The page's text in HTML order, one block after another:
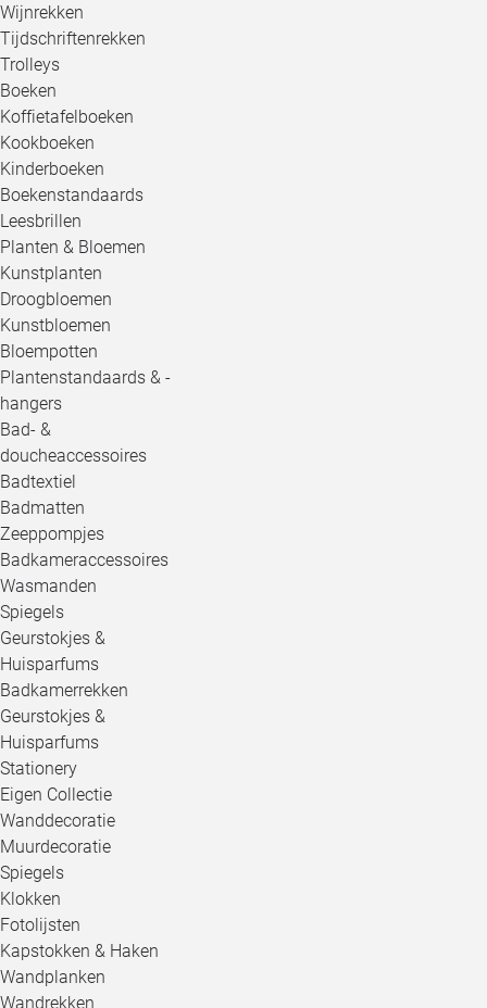
Wijnrekken
Tijdschriftenrekken
Trolleys
Boeken
Koffietafelboeken
Kookboeken
Kinderboeken
Boekenstandaards
Leesbrillen
Planten & Bloemen
Kunstplanten
Droogbloemen
Kunstbloemen
Bloempotten
Plantenstandaards & -
hangers
Bad- &
doucheaccessoires
Badtextiel
Badmatten
Zeeppompjes
Badkameraccessoires
Wasmanden
Spiegels
Geurstokjes &
Huisparfums
Badkamerrekken
Geurstokjes &
Huisparfums
Stationery
Eigen Collectie
Wanddecoratie
Muurdecoratie
Spiegels
Klokken
Fotolijsten
Kapstokken & Haken
Wandplanken
Wandrekken